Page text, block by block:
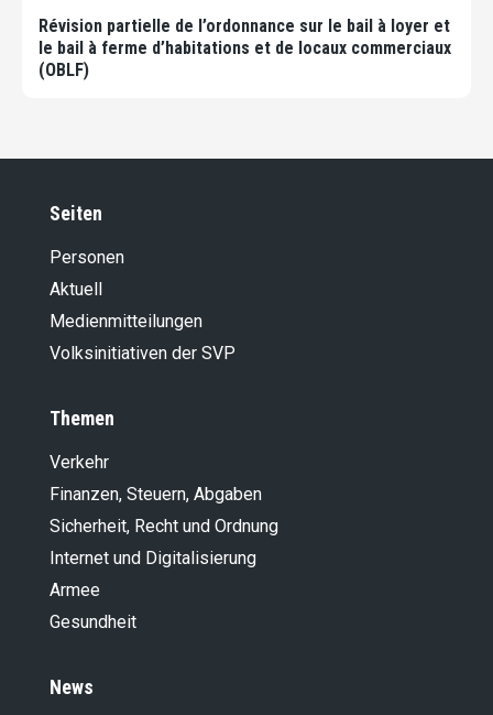
Révision partielle de l’ordonnance sur le bail à loyer et
le bail à ferme d’habitations et de locaux commerciaux
(OBLF)
Seiten
Personen
Aktuell
Medienmitteilungen
Volksinitiativen der SVP
Themen
Verkehr
Finanzen, Steuern, Abgaben
Sicherheit, Recht und Ordnung
Internet und Digitalisierung
Armee
Gesundheit
News